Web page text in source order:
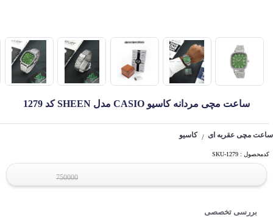
ساعت مچی مردانه کاسیو CASIO مدل SHEEN کد 1279
ساعت مچی عقربه ای / کاسیو
کدمحصول : SKU-1279
750000
بررسی تخصصی